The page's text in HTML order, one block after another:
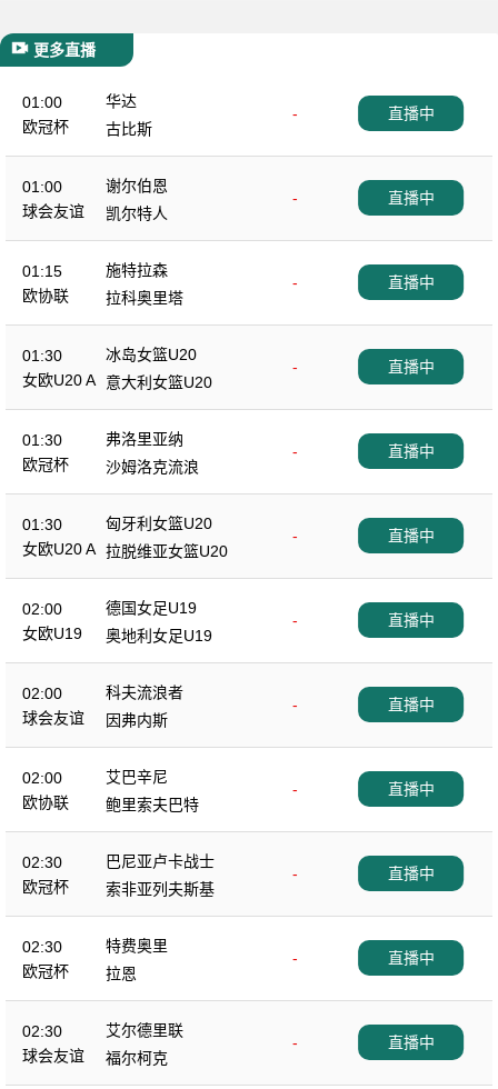
更多直播
01:00
欧冠杯
华达
-
古比斯
直播中
01:00
球会友谊
谢尔伯恩
-
凯尔特人
直播中
01:15
欧协联
施特拉森
-
拉科奥里塔
直播中
01:30
女欧U20 A
冰岛女篮U20
-
意大利女篮U20
直播中
01:30
欧冠杯
弗洛里亚纳
-
沙姆洛克流浪
直播中
01:30
女欧U20 A
匈牙利女篮U20
-
拉脱维亚女篮U20
直播中
02:00
女欧U19
德国女足U19
-
奥地利女足U19
直播中
02:00
球会友谊
科夫流浪者
-
因弗内斯
直播中
02:00
欧协联
艾巴辛尼
-
鲍里索夫巴特
直播中
02:30
欧冠杯
巴尼亚卢卡战士
-
索非亚列夫斯基
直播中
02:30
欧冠杯
特费奥里
-
拉恩
直播中
02:30
球会友谊
艾尔德里联
-
福尔柯克
直播中